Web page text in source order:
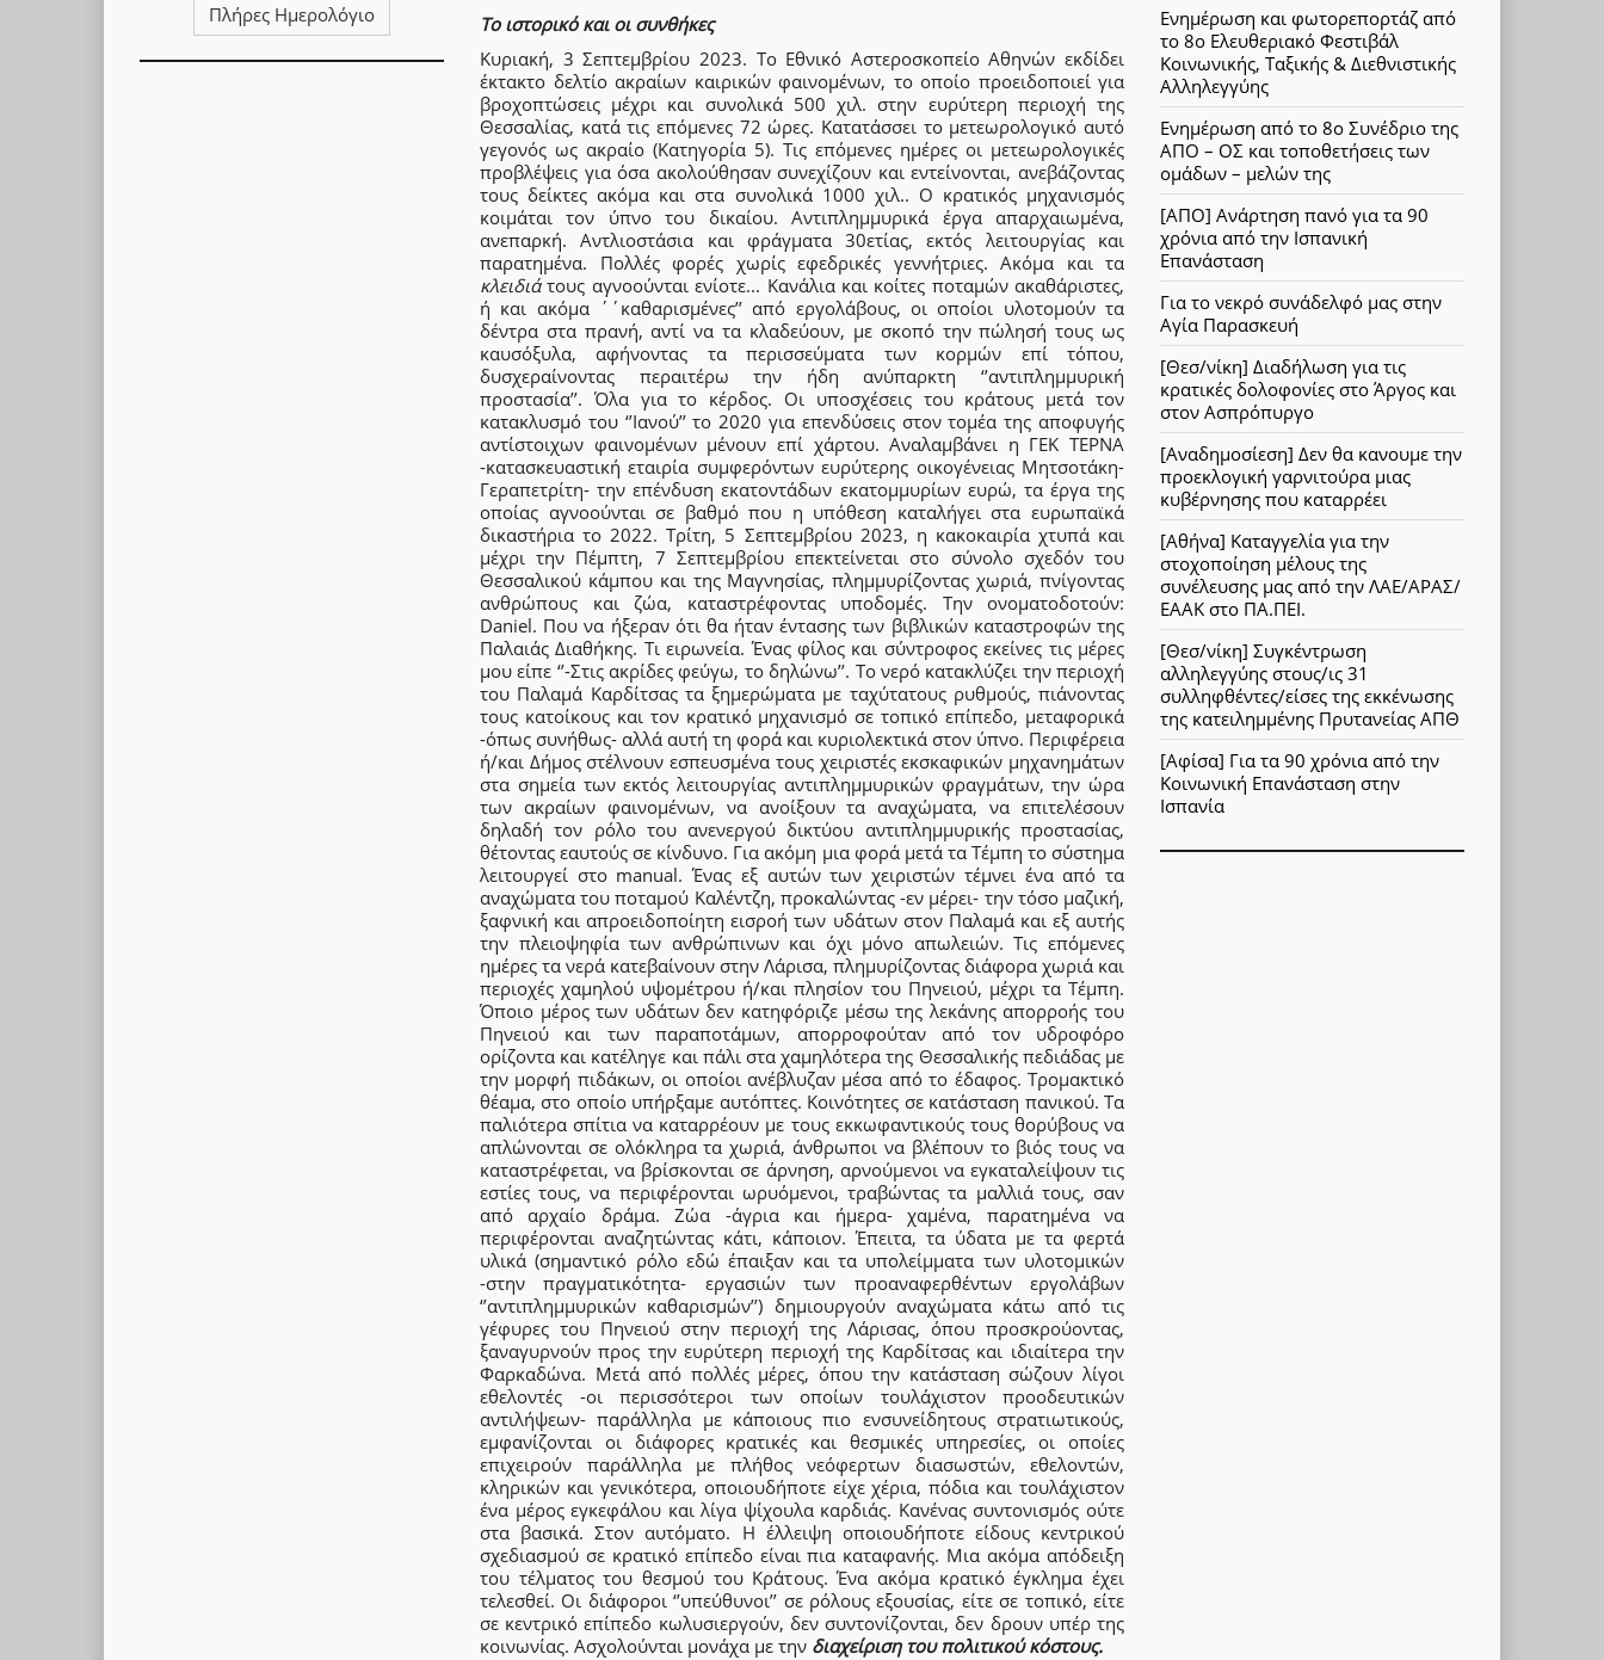
Το ιστορικό και οι συνθήκες
Κυριακή, 3 Σεπτεμβρίου 2023. Το Εθνικό Αστεροσκοπείο Αθηνών εκδίδει
έκτακτο δελτίο ακραίων καιρικών φαινομένων, το οποίο προειδοποιεί για
βροχοπτώσεις μέχρι και συνολικά 500 χιλ. στην ευρύτερη περιοχή της
Θεσσαλίας, κατά τις επόμενες 72 ώρες. Κατατάσσει το μετεωρολογικό αυτό
γεγονός ως ακραίο (Κατηγορία 5). Τις επόμενες ημέρες οι μετεωρολογικές
προβλέψεις για όσα ακολούθησαν συνεχίζουν και εντείνονται, ανεβάζοντας
τους δείκτες ακόμα και στα συνολικά 1000 χιλ.. Ο κρατικός μηχανισμός
κοιμάται τον ύπνο του δικαίου. Αντιπλημμυρικά έργα απαρχαιωμένα,
ανεπαρκή. Αντλιοστάσια και φράγματα 30ετίας, εκτός λειτουργίας και
παρατημένα. Πολλές φορές χωρίς εφεδρικές γεννήτριες. Ακόμα και τα
κλειδιάτους αγνοούνται ενίοτε... Κανάλια και κοίτες ποταμών ακαθάριστες,
ή και ακόμα ΄΄καθαρισμένες’’ από εργολάβους, οι οποίοι υλοτομούν τα
δέντρα στα πρανή, αντί να τα κλαδεύουν, με σκοπό την πώλησή τους ως
καυσόξυλα, αφήνοντας τα περισσεύματα των κορμών επί τόπου,
δυσχεραίνοντας περαιτέρω την ήδη ανύπαρκτη ‘’αντιπλημμυρική
προστασία’’. Όλα για το κέρδος. Οι υποσχέσεις του κράτους μετά τον
κατακλυσμό του ‘’Ιανού’’ το 2020 για επενδύσεις στον τομέα της αποφυγής
αντίστοιχων φαινομένων μένουν επί χάρτου. Αναλαμβάνει η ΓΕΚ ΤΕΡΝΑ
-κατασκευαστική εταιρία συμφερόντων ευρύτερης οικογένειας Μητσοτάκη-
Γεραπετρίτη- την επένδυση εκατοντάδων εκατομμυρίων ευρώ, τα έργα της
οποίας αγνοούνται σε βαθμό που η υπόθεση καταλήγει στα ευρωπαϊκά
δικαστήρια το 2022. Τρίτη, 5 Σεπτεμβρίου 2023, η κακοκαιρία χτυπά και
μέχρι την Πέμπτη, 7 Σεπτεμβρίου επεκτείνεται στο σύνολο σχεδόν του
Θεσσαλικού κάμπου και της Μαγνησίας, πλημμυρίζοντας χωριά, πνίγοντας
ανθρώπους και ζώα, καταστρέφοντας υποδομές. Την ονοματοδοτούν:
Daniel. Που να ήξεραν ότι θα ήταν έντασης των βιβλικών καταστροφών της
Παλαιάς Διαθήκης. Τι ειρωνεία. Ένας φίλος και σύντροφος εκείνες τις μέρες
μου είπε ‘’-Στις ακρίδες φεύγω, το δηλώνω’’. Το νερό κατακλύζει την περιοχή
του Παλαμά Καρδίτσας τα ξημερώματα με ταχύτατους ρυθμούς, πιάνοντας
τους κατοίκους και τον κρατικό μηχανισμό σε τοπικό επίπεδο, μεταφορικά
-όπως συνήθως- αλλά αυτή τη φορά και κυριολεκτικά στον ύπνο. Περιφέρεια
ή/και Δήμος στέλνουν εσπευσμένα τους χειριστές εκσκαφικών μηχανημάτων
στα σημεία των εκτός λειτουργίας αντιπλημμυρικών φραγμάτων, την ώρα
των ακραίων φαινομένων, να ανοίξουν τα αναχώματα, να επιτελέσουν
δηλαδή τον ρόλο του ανενεργού δικτύου αντιπλημμυρικής προστασίας,
θέτοντας εαυτούς σε κίνδυνο. Για ακόμη μια φορά μετά τα Τέμπη το σύστημα
λειτουργεί στο manual. Ένας εξ αυτών των χειριστών τέμνει ένα από τα
αναχώματα του ποταμού Καλέντζη, προκαλώντας -εν μέρει- την τόσο μαζική,
ξαφνική και απροειδοποίητη εισροή των υδάτων στον Παλαμά και εξ αυτής
την πλειοψηφία των ανθρώπινων και όχι μόνο απωλειών. Τις επόμενες
ημέρες τα νερά κατεβαίνουν στην Λάρισα, πλημυρίζοντας διάφορα χωριά και
περιοχές χαμηλού υψομέτρου ή/και πλησίον του Πηνειού, μέχρι τα Τέμπη.
Όποιο μέρος των υδάτων δεν κατηφόριζε μέσω της λεκάνης απορροής του
Πηνειού και των παραποτάμων, απορροφούταν από τον υδροφόρο
ορίζοντα και κατέληγε και πάλι στα χαμηλότερα της Θεσσαλικής πεδιάδας με
την μορφή πιδάκων, οι οποίοι ανέβλυζαν μέσα από το έδαφος. Τρομακτικό
θέαμα, στο οποίο υπήρξαμε αυτόπτες. Κοινότητες σε κατάσταση πανικού. Τα
παλιότερα σπίτια να καταρρέουν με τους εκκωφαντικούς τους θορύβους να
απλώνονται σε ολόκληρα τα χωριά, άνθρωποι να βλέπουν το βιός τους να
καταστρέφεται, να βρίσκονται σε άρνηση, αρνούμενοι να εγκαταλείψουν τις
εστίες τους, να περιφέρονται ωρυόμενοι, τραβώντας τα μαλλιά τους, σαν
από αρχαίο δράμα. Ζώα -άγρια και ήμερα- χαμένα, παρατημένα να
περιφέρονται αναζητώντας κάτι, κάποιον. Έπειτα, τα ύδατα με τα φερτά
υλικά (σημαντικό ρόλο εδώ έπαιξαν και τα υπολείμματα των υλοτομικών
-στην πραγματικότητα- εργασιών των προαναφερθέντων εργολάβων
‘’αντιπλημμυρικών καθαρισμών’’) δημιουργούν αναχώματα κάτω από τις
γέφυρες του Πηνειού στην περιοχή της Λάρισας, όπου προσκρούοντας,
ξαναγυρνούν προς την ευρύτερη περιοχή της Καρδίτσας και ιδιαίτερα την
Φαρκαδώνα. Μετά από πολλές μέρες, όπου την κατάσταση σώζουν λίγοι
εθελοντές -οι περισσότεροι των οποίων τουλάχιστον προοδευτικών
αντιλήψεων- παράλληλα με κάποιους πιο ενσυνείδητους στρατιωτικούς,
εμφανίζονται οι διάφορες κρατικές και θεσμικές υπηρεσίες, οι οποίες
επιχειρούν παράλληλα με πλήθος νεόφερτων διασωστών, εθελοντών,
κληρικών και γενικότερα, οποιουδήποτε είχε χέρια, πόδια και τουλάχιστον
ένα μέρος εγκεφάλου και λίγα ψίχουλα καρδιάς. Κανένας συντονισμός ούτε
στα βασικά. Στον αυτόματο. Η έλλειψη οποιουδήποτε είδους κεντρικού
σχεδιασμού σε κρατικό επίπεδο είναι πια καταφανής. Μια ακόμα απόδειξη
του τέλματος του θεσμού του Κράτους. Ένα ακόμα κρατικό έγκλημα έχει
τελεσθεί. Οι διάφοροι ‘’υπεύθυνοι’’ σε ρόλους εξουσίας, είτε σε τοπικό, είτε
σε κεντρικό επίπεδο κωλυσιεργούν, δεν συντονίζονται, δεν δρουν υπέρ της
κοινωνίας. Ασχολούνται μονάχα με την διαχείριση του πολιτικού κόστους.
Πλήρες Ημερολόγιο
Ενημέρωση και φωτορεπορτάζ από
το 8ο Ελευθεριακό Φεστιβάλ
Κοινωνικής, Ταξικής & Διεθνιστικής
Αλληλεγγύης
Ενημέρωση από το 8ο Συνέδριο της
ΑΠΟ – ΟΣ και τοποθετήσεις των
ομάδων – μελών της
[ΑΠΟ] Ανάρτηση πανό για τα 90
χρόνια από την Ισπανική
Επανάσταση
Για το νεκρό συνάδελφό μας στην
Αγία Παρασκευή
[Θεσ/νίκη] Διαδήλωση για τις
κρατικές δολοφονίες στο Άργος και
στον Ασπρόπυργο
[Αναδημοσίεση] Δεν θα κανουμε την
προεκλογική γαρνιτούρα μιας
κυβέρνησης που καταρρέει
[Αθήνα] Καταγγελία για την
στοχοποίηση μέλους της
συνέλευσης μας από την ΛΑΕ/ΑΡΑΣ/
ΕΑΑΚ στο ΠΑ.ΠΕΙ.
[Θεσ/νίκη] Συγκέντρωση
αλληλεγγύης στους/ις 31
συλληφθέντες/είσες της εκκένωσης
της κατειλημμένης Πρυτανείας ΑΠΘ
[Αφίσα] Για τα 90 χρόνια από την
Κοινωνική Επανάσταση στην
Ισπανία